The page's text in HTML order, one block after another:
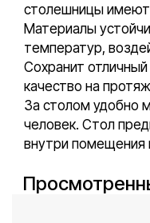
столешницы
Материалы
температур,
Сохранит
качество на
За столом удобно
человек. Стол
внутри помещения